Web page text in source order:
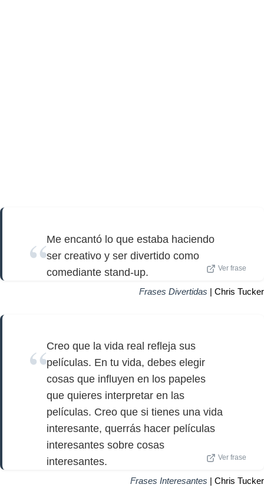
Me encantó lo que estaba haciendo
ser creativo y ser divertido como
comediante stand-up.
Ver frase
Frases Divertidas | Chris Tucker
Creo que la vida real refleja sus
películas. En tu vida, debes elegir
cosas que influyen en los papeles
que quieres interpretar en las
películas. Creo que si tienes una vida
interesante, querrás hacer películas
interesantes sobre cosas
interesantes.
Ver frase
Frases Interesantes | Chris Tucker